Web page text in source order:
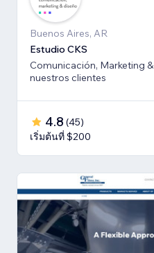
Buenos Aires, AR
Estudio CKS
Comunicación, Marketing & Diseño a la medida de
nuestros clientes
4.8 (45)
เริ่มต้นที่ $200